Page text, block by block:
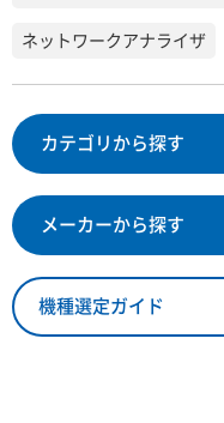
ネットワークアナライザ
カテゴリから探す
メーカーから探す
機種選定ガイド